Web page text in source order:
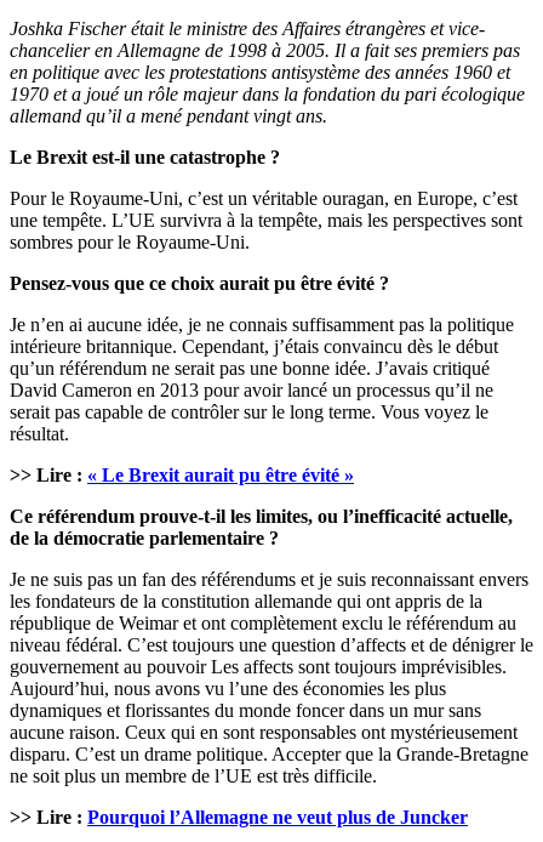
Joshka Fischer était le ministre des Affaires étrangères et vice-
chancelier en Allemagne de 1998 à 2005. Il a fait ses premiers pas
en politique avec les protestations antisystème des années 1960 et
1970 et a joué un rôle majeur dans la fondation du pari écologique
allemand qu’il a mené pendant vingt ans.
Le Brexit est-il une catastrophe ?
Pour le Royaume-Uni, c’est un véritable ouragan, en Europe, c’est
une tempête. L’UE survivra à la tempête, mais les perspectives sont
sombres pour le Royaume-Uni.
Pensez-vous que ce choix aurait pu être évité ?
Je n’en ai aucune idée, je ne connais suffisamment pas la politique
intérieure britannique. Cependant, j’étais convaincu dès le début
qu’un référendum ne serait pas une bonne idée. J’avais critiqué
David Cameron en 2013 pour avoir lancé un processus qu’il ne
serait pas capable de contrôler sur le long terme. Vous voyez le
résultat.
>> Lire : « Le Brexit aurait pu être évité »
Ce référendum prouve-t-il les limites, ou l’inefficacité actuelle,
de la démocratie parlementaire ?
Je ne suis pas un fan des référendums et je suis reconnaissant envers
les fondateurs de la constitution allemande qui ont appris de la
république de Weimar et ont complètement exclu le référendum au
niveau fédéral. C’est toujours une question d’affects et de dénigrer le
gouvernement au pouvoir Les affects sont toujours imprévisibles.
Aujourd’hui, nous avons vu l’une des économies les plus
dynamiques et florissantes du monde foncer dans un mur sans
aucune raison. Ceux qui en sont responsables ont mystérieusement
disparu. C’est un drame politique. Accepter que la Grande-Bretagne
ne soit plus un membre de l’UE est très difficile.
>> Lire : Pourquoi l’Allemagne ne veut plus de Juncker